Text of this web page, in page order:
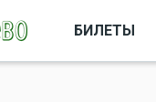
БИЛЕТЫ